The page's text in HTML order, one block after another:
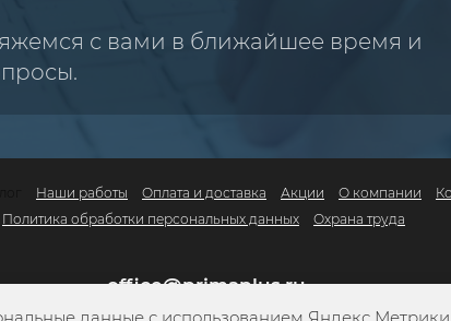
с вами в ближайшее время и
Наши работы Оплата и доставка Акции О компании
Политика обработки персональных данных
Охрана труда
office@primaplus.ru